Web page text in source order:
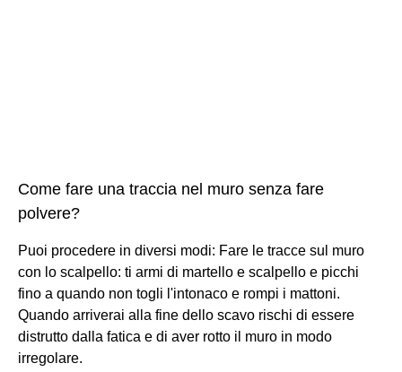
Come fare una traccia nel muro senza fare
polvere?
Puoi procedere in diversi modi: Fare le tracce sul muro
con lo scalpello: ti armi di martello e scalpello e picchi
fino a quando non togli l'intonaco e rompi i mattoni.
Quando arriverai alla fine dello scavo rischi di essere
distrutto dalla fatica e di aver rotto il muro in modo
irregolare.